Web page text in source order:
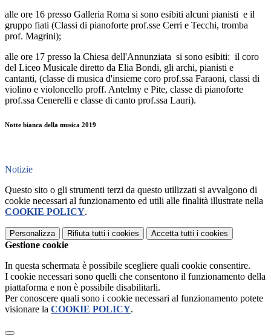
alle ore 16 presso Galleria Roma si sono esibiti alcuni pianisti e il
gruppo fiati (Classi di pianoforte prof.sse Cerri e Tecchi, tromba
prof. Magrini);
alle ore 17 presso la Chiesa dell'Annunziata si sono esibiti: il coro
del Liceo Musicale diretto da Elia Bondi, gli archi, pianisti e
cantanti, (classe di musica d'insieme coro prof.ssa Faraoni, classi di
violino e violoncello proff. Antelmy e Pite, classe di pianoforte
prof.ssa Cenerelli e classe di canto prof.ssa Lauri).
Notte bianca della musica 2019
Notizie
Questo sito o gli strumenti terzi da questo utilizzati si avvalgono di
cookie necessari al funzionamento ed utili alle finalità illustrate nella
COOKIE POLICY.
Personalizza Rifiuta tutti i cookies Accetta tutti i cookies
Gestione cookie
In questa schermata è possibile scegliere quali cookie consentire.
I cookie necessari sono quelli che consentono il funzionamento della
piattaforma e non è possibile disabilitarli.
Per conoscere quali sono i cookie necessari al funzionamento potete
visionare la COOKIE POLICY.